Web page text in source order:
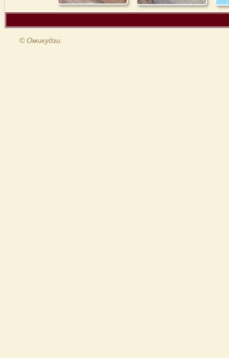
© Омикудзи.